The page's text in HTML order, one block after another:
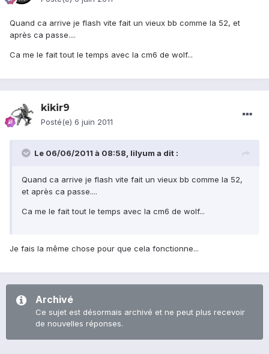
Quand ca arrive je flash vite fait un vieux bb comme la 52, et
après ca passe....
Ca me le fait tout le temps avec la cm6 de wolf...
kikir9
Posté(e) 6 juin 2011
Le 06/06/2011 à 08:58, lilyum a dit :
Quand ca arrive je flash vite fait un vieux bb comme la 52,
et après ca passe....
Ca me le fait tout le temps avec la cm6 de wolf...
Je fais la même chose pour que cela fonctionne...
Archivé
Ce sujet est désormais archivé et ne peut plus recevoir
de nouvelles réponses.